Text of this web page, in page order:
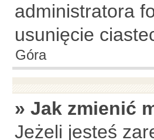
administratora
usunięcie
Góra
» Jak zmienić
Jeżeli jesteś